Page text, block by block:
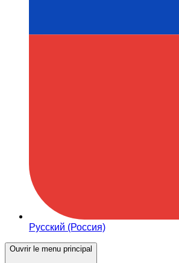
Русский (Россия)
Ouvrir le menu principal